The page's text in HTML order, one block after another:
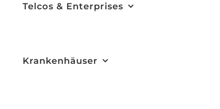
Telcos & Enterprises
Krankenhäuser